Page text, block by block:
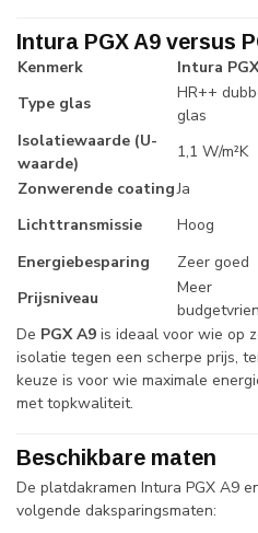
Intura PGX A9 versus
Kenmerk Intura
Type glas
HR++
glas
Isolatiewaarde (U-
waarde)
1,1 W/m²K
Zonwerende coatingJa
Lichttransmissie
Hoog
Energiebesparing
Zeer goed
Prijsniveau
Meer
De PGX A9 is ideaal voor wie op
isolatie tegen een scherpe prijs,
keuze is voor wie maximale
met topkwaliteit.
Beschikbare maten
De platdakramen Intura PGX A9
volgende daksparingsmaten: